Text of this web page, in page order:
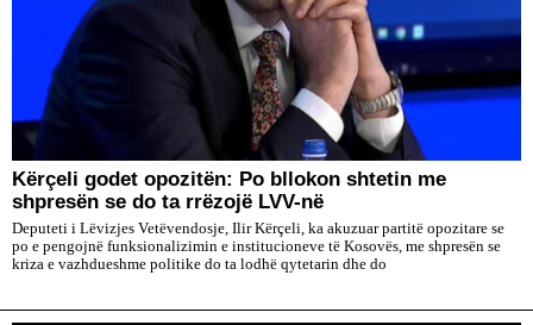
Kërçeli godet opozitën: Po bllokon shtetin me
shpresën se do ta rrëzojë LVV-në
Deputeti i Lëvizjes Vetëvendosje, Ilir Kërçeli, ka akuzuar partitë opozitare se
po e pengojnë funksionalizimin e institucioneve të Kosovës, me shpresën se
kriza e vazhdueshme politike do ta lodhë qytetarin dhe do